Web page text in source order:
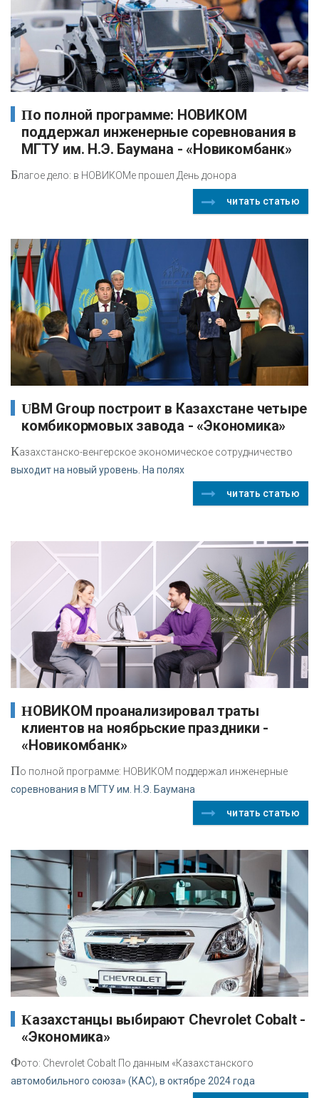
По полной программе: НОВИКОМ
поддержал инженерные соревнования в
МГТУ им. Н.Э. Баумана - «Новикомбанк»
Благое дело: в НОВИКОМе прошел День донора
читать статью
UBM Group построит в Казахстане четыре
комбикормовых завода - «Экономика»
Казахстанско-венгерское экономическое сотрудничество
выходит на новый уровень. На полях
читать статью
НОВИКОМ проанализировал траты
клиентов на ноябрьские праздники -
«Новикомбанк»
По полной программе: НОВИКОМ поддержал инженерные
соревнования в МГТУ им. Н.Э. Баумана
читать статью
Казахстанцы выбирают Chevrolet Cobalt -
«Экономика»
Фото: Chevrolet Cobalt По данным «Казахстанского
автомобильного союза» (КАС), в октябре 2024 года